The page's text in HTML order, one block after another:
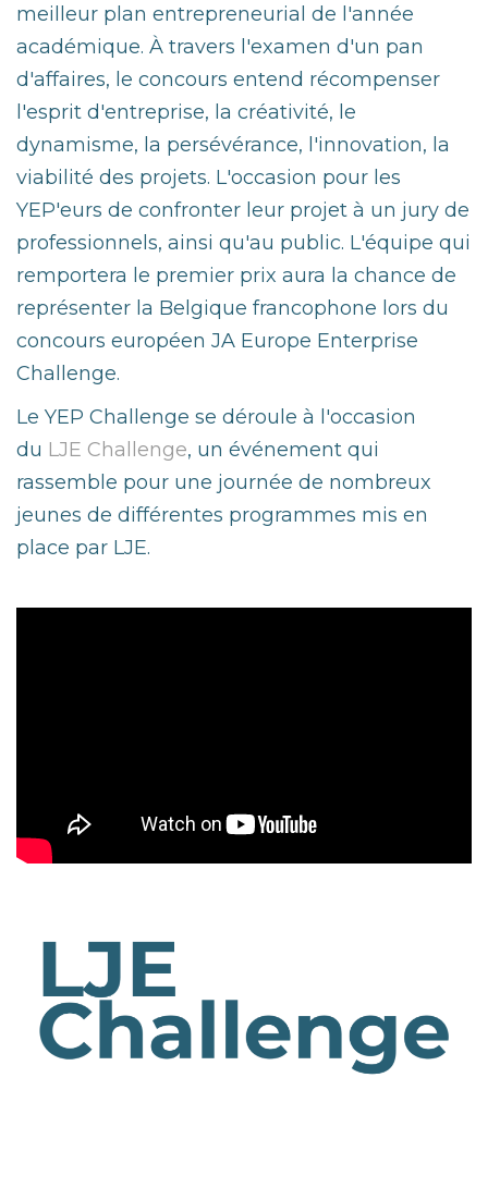
meilleur plan entrepreneurial de l'année
académique. À travers l'examen d'un pan
d'affaires, le concours entend récompenser
l'esprit d'entreprise, la créativité, le
dynamisme, la persévérance, l'innovation, la
viabilité des projets. L'occasion pour les
YEP'eurs de confronter leur projet à un jury de
professionnels, ainsi qu'au public. L'équipe qui
remportera le premier prix aura la chance de
représenter la Belgique francophone lors du
concours européen JA Europe Enterprise
Challenge.
Le YEP Challenge se déroule à l'occasion
du LJE Challenge, un événement qui
rassemble pour une journée de nombreux
jeunes de différentes programmes mis en
place par LJE.